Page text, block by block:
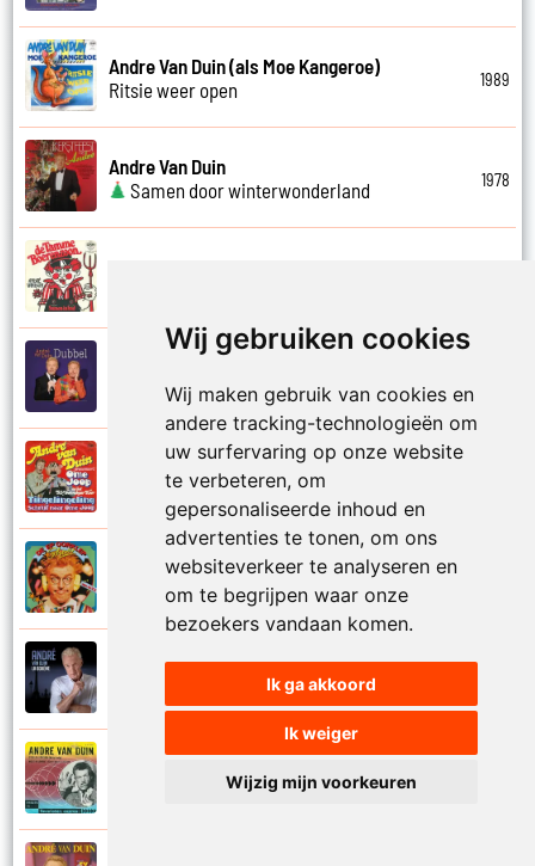
Wij gebruiken cookies
Wij maken gebruik van cookies en
andere tracking-technologieën om
uw surfervaring op onze website
te verbeteren, om
gepersonaliseerde inhoud en
advertenties te tonen, om ons
websiteverkeer te analyseren en
om te begrijpen waar onze
bezoekers vandaan komen.
Ik ga akkoord
Ik weiger
Wijzig mijn voorkeuren
Andre Van Duin (als Moe Kangeroe)
Ritsie weer open
1989
Andre Van Duin
Samen door winterwonderland
1978
Schijt maar in me pannetje
Andre Van Duin
Schrijf naar ome Joop
Andre Van Duin en Frans Van Dusschoten
Andre Van Duin
Stoelen stoelen